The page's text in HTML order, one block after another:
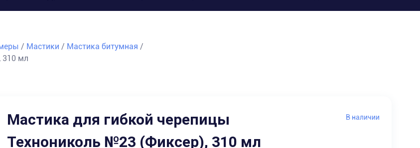
/ Мастики / Мастика битумная /
310 мл
Мастика для гибкой черепицы
Технониколь №23 (Фиксер), 310 мл
В наличии